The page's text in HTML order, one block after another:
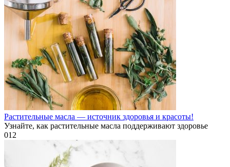
Растительные масла — источник здоровья и красоты!
Узнайте, как растительные масла поддерживают здоровье
012